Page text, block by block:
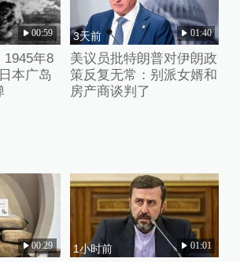
00:59
1945年8
本广岛
3天前 01:40
美议员批特朗普对伊朗政
策反复无常：别派女婿和
房产商谈判了
00:29 1小时前 01:01